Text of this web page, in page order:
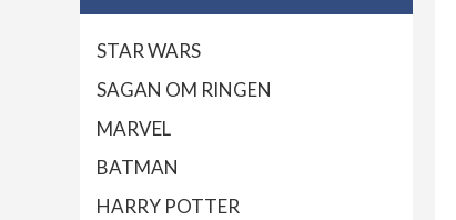
STAR WARS
SAGAN OM RINGEN
MARVEL
BATMAN
HARRY POTTER